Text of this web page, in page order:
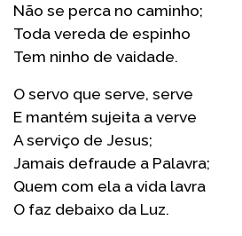
Não se perca no caminho;
Toda vereda de espinho
Tem ninho de vaidade.
O servo que serve, serve
E mantém sujeita a verve
A serviço de Jesus;
Jamais defraude a Palavra;
Quem com ela a vida lavra
O faz debaixo da Luz.